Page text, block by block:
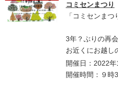
コミセンまつり
「コミセンまつ
3年？ぶりの再会
お近くにお越し
開催日：2022年
開催時間：９時